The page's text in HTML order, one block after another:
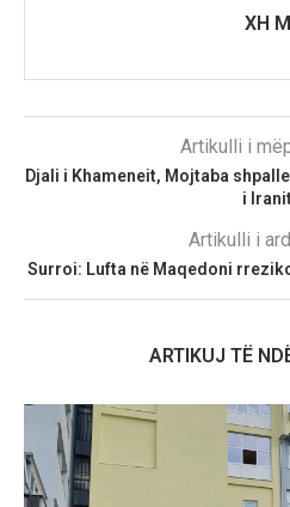
XH M
Artikulli i
Djali i Khameneit, Mojtaba
i
Artikulli i
Surroi: Lufta në Maqedoni
ARTIKUJ TË